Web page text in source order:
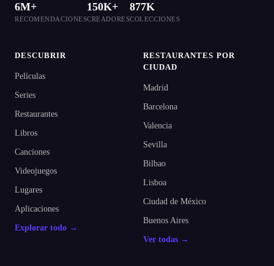
6M+
RECOMENDACIONES
150K+
CREADORES
877K
COLECCIONES
DESCUBRIR
Películas
Series
Restaurantes
Libros
Canciones
Videojuegos
Lugares
Aplicaciones
Explorar todo →
RESTAURANTES POR
CIUDAD
Madrid
Barcelona
Valencia
Sevilla
Bilbao
Lisboa
Ciudad de México
Buenos Aires
Ver todas →